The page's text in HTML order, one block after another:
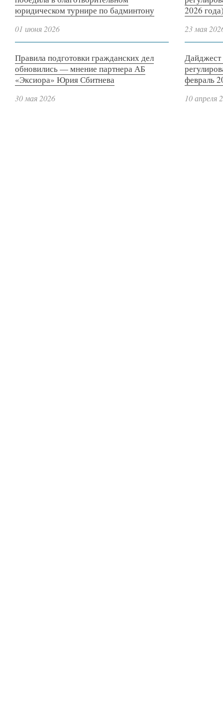
юридическом турнире по бадминтону
01 июня 2026
Правила подготовки гражданских дел
обновились — мнение партнера АБ
«Эксиора» Юрия Сбитнева
30 мая 2026
2026
23 мая
Дайджест
февраль
10 апреля